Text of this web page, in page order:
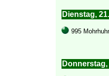
Dienstag,
995
Donnerstag,